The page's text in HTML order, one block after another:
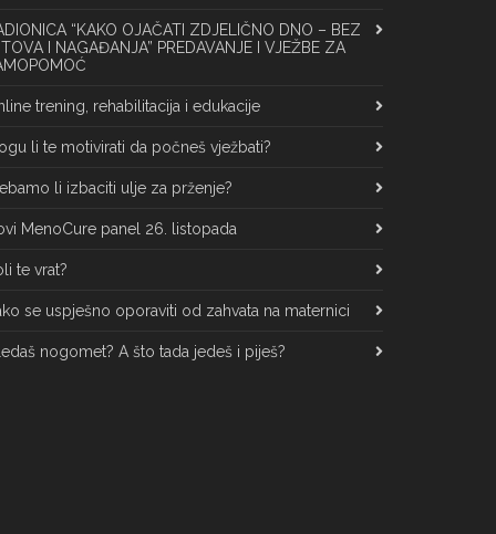
“KAKO OJAČATI ZDJELIČNO DNO – BEZ
I NAGAĐANJA” PREDAVANJE I VJEŽBE ZA
trening, rehabilitacija i edukacije
li te motivirati da počneš vježbati?
li izbaciti ulje za prženje?
MenoCure panel 26. listopada
te vrat?
se uspješno oporaviti od zahvata na maternici
nogomet? A što tada jedeš i piješ?